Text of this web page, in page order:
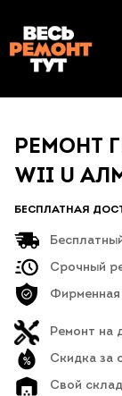
РЕМОНТ
WII U
БЕСПЛАТНАЯ
Срочный
Фирменная
Ремонт на
Скидка за
Свой